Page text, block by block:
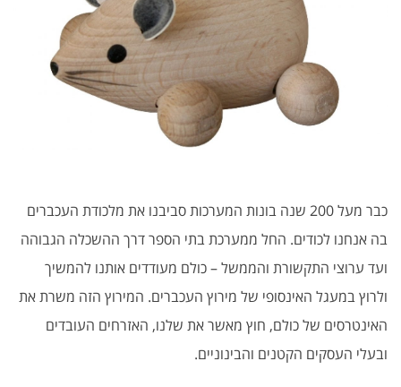
כבר מעל 200 שנה בונות המערכות סביבנו את מלכודת העכברים
בה אנחנו לכודים. החל ממערכת בתי הספר דרך ההשכלה הגבוהה
ועד ערוצי התקשורת והממשל – כולם מעודדים אותנו להמשיך
ולרוץ במעגל האינסופי של מירוץ העכברים. המירוץ הזה משרת את
האינטרסים של כולם, חוץ מאשר את שלנו, האזרחים העובדים
ובעלי העסקים הקטנים והבינוניים.